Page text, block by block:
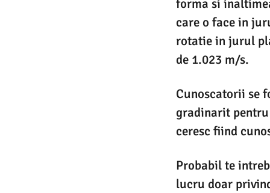
forma si
care o face in
rotatie in jurul
de 1.023 m/s.
Cunoscatorii se
gradinarit
ceresc fiind
Probabil te
lucru doar